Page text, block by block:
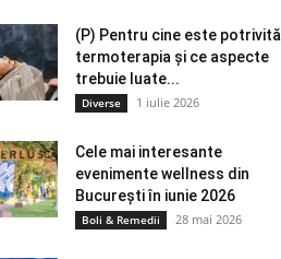
(P) Pentru cine este potrivită
termoterapia și ce aspecte
trebuie luate...
Diverse 1 iulie 2026
Cele mai interesante
evenimente wellness din
București în iunie 2026
Boli & Remedii 28 mai 2026